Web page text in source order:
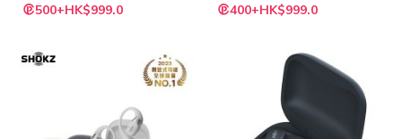
500+HK$999.0 400+HK$999.0